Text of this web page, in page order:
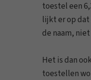
toestel een
lijkt er op dat
de naam,
Het is dan
toestellen